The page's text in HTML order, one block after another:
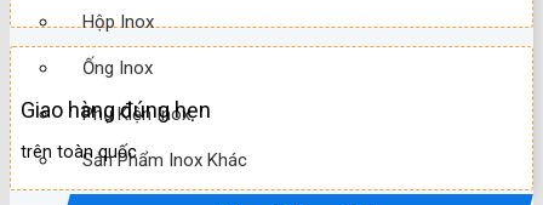
Hộp Inox
Ống Inox
Phụ Kiện Inox
Sản Phẩm Inox Khác
Giao hàng đúng hẹn
trên toàn quốc